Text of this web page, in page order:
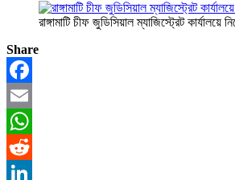
রাঙ্গামাটি চীফ জুডিসিয়াল ম্যাজিস্ট্রেট কার্যালয়ে
Share
Facebook
Email
WhatsApp
Reddit